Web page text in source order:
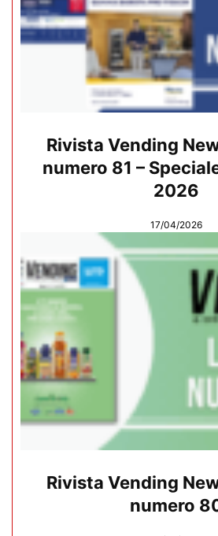
Rivista Vending
numero 81 –
2026
17/04/2026
Rivista Vending
numero